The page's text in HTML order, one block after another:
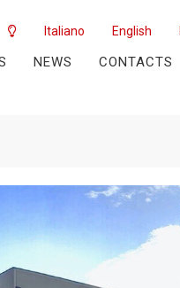
Italiano English
NEWS CONTACTS